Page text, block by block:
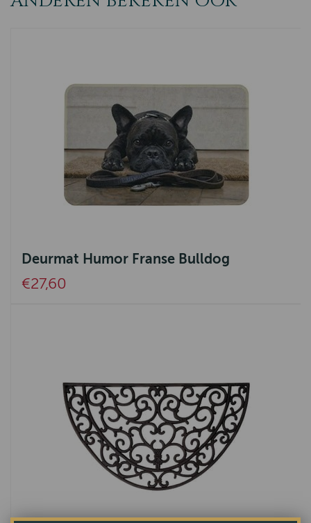
Deurmat Humor Franse Bulldog
€27,60